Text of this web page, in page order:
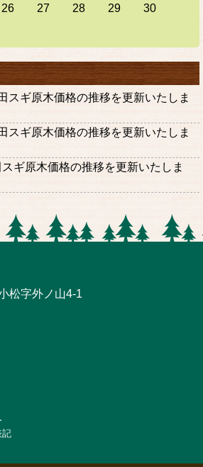
26 27 28 29
30
スギ原木価格の推移を更新いたしま
スギ原木価格の推移を更新いたしま
ギ原木価格の推移を更新いたしま
松字外ノ山4-1
記